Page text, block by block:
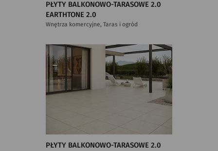
PŁYTY BALKONOWO-TARASOWE 2.0
EARTHTONE 2.0
Wnętrza komercyjne, Taras i ogród
PŁYTY BALKONOWO-TARASOWE 2.0